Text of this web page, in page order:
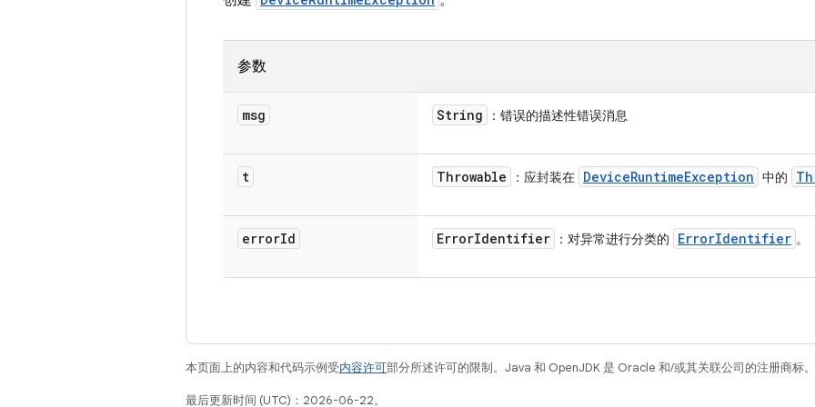
参数
msg String ：错误的描述性错误消息
t Throwable ：应封装在 DeviceRuntimeException 中的
errorId ErrorIdentifier ：对异常进行分类的 ErrorIdentifier 。
本页面上的内容和代码示例受内容许可部分所述许可的限制。Java 和 OpenJDK 是 Oracle 和/或其关联公司的注册商标。
最后更新时间 (UTC)：2026-06-22。